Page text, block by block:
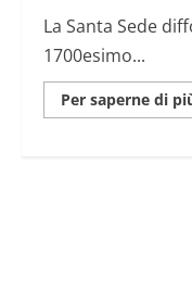
La Santa Sede
1700esimo...
Per saperne di